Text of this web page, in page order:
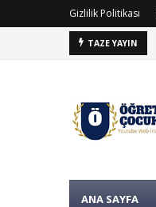
Gizlilik Politikası
TAZE YAYIN
ANA SAYFA